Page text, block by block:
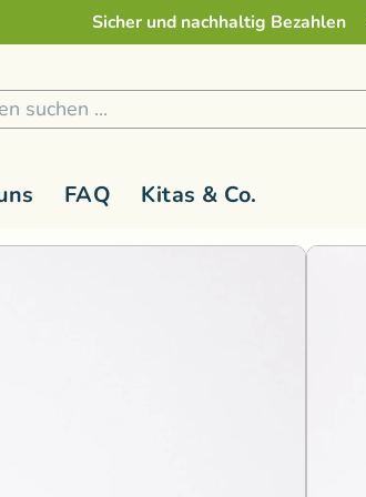
Sicher und nachhaltig Bezahlen
FAQ Kitas & Co.
1/2